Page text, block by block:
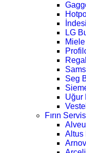
LG
Seg
Uğur
Fırın
Altus